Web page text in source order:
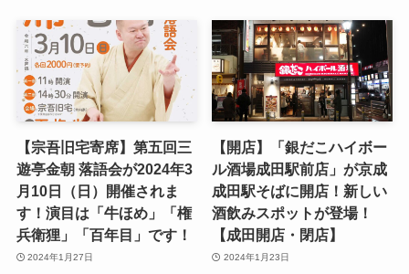
【宗吾旧宅寄席】第五回三
遊亭金朝 落語会が2024年3
月10日（日）開催されま
す！演目は「牛ほめ」「権
兵衛狸」「百年目」です！
2024年1月27日
【開店】「銀だこハイボー
ル酒場成田駅前店」が京成
成田駅そばに開店！新しい
酒飲みスポットが登場！
【成田開店・閉店】
2024年1月23日